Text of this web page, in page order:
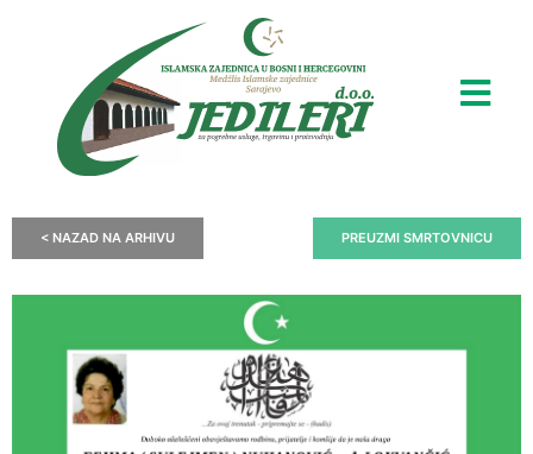
< NAZAD NA ARHIVU PREUZMI SMRTOVNICU